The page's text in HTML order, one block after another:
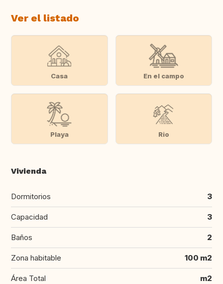
Ver el listado
Casa En el campo
Playa Rio
Vivienda
Dormitorios 3
Capacidad 3
Baños 2
Zona habitable 100 m2
Área Total m2